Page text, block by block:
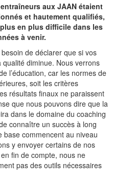
aux JAAN étaient
et hautement qualifiés,
en plus difficile dans les
à venir.
de déclarer que si vos
diminue. Nous verrons
l’éducation, car les normes de
soit les critères
résultats finaux ne paraissent
que nous pouvons dire que la
dans le domaine du coaching
connaître un succès à long
base commencent au niveau
y envoyer certains de nos
fin de compte, nous ne
pas des outils nécessaires